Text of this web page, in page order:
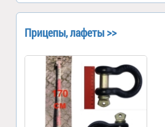
Прицепы, лафеты >>